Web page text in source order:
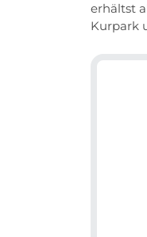
erhältst
Kurpark